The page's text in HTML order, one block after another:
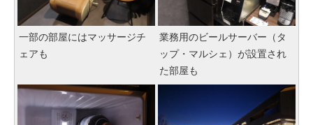
一部の部屋にはマッサージチ
ェアも
業務用のビールサーバー（タ
ップ・マルシェ）が設置され
た部屋も